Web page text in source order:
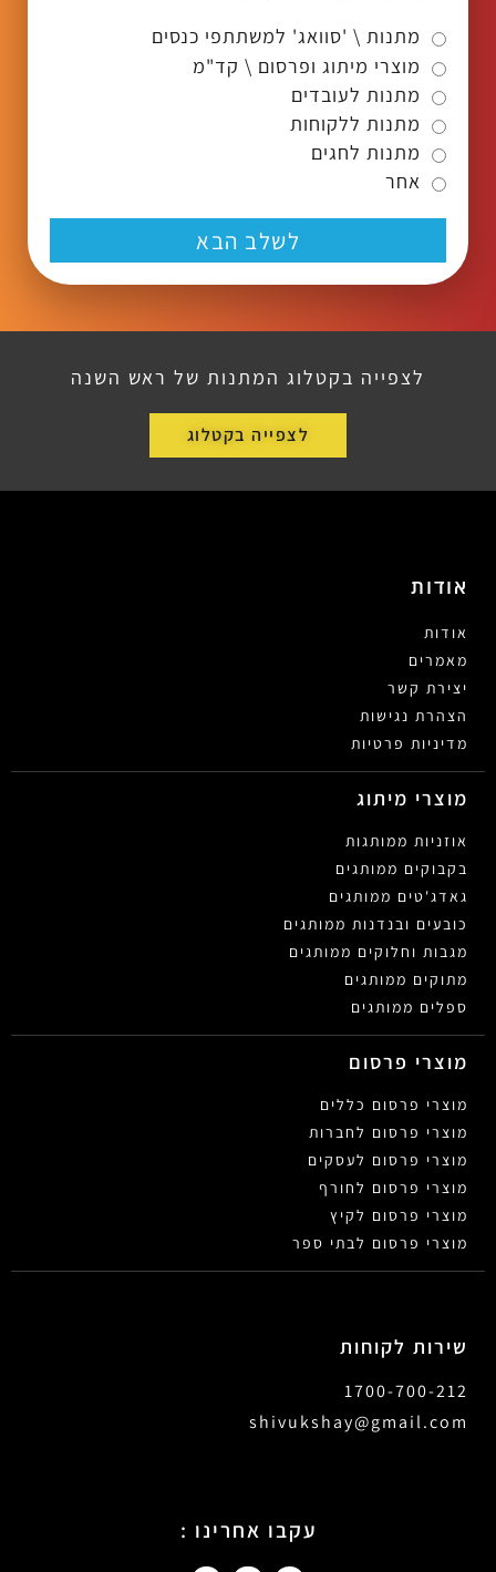
מתנות \ 'סוואג' למשתתפי כנסים
מוצרי מיתוג ופרסום \ קד"מ
מתנות לעובדים
מתנות ללקוחות
מתנות לחגים
אחר
לשלב הבא
לצפייה בקטלוג המתנות של ראש השנה
לצפייה בקטלוג
אודות
אודות
מאמרים
יצירת קשר
הצהרת נגישות
מדיניות פרטיות
מוצרי מיתוג
אוזניות ממותגות
בקבוקים ממותגים
גאדג'טים ממותגים
כובעים ובנדנות ממותגים
מגבות וחלוקים ממותגים
מתוקים ממותגים
ספלים ממותגים
מוצרי פרסום
מוצרי פרסום כללים
מוצרי פרסום לחברות
מוצרי פרסום לעסקים
מוצרי פרסום לחורף
מוצרי פרסום לקיץ
מוצרי פרסום לבתי ספר
שירות לקוחות
1700-700-212
shivukshay@gmail.com
עקבו אחרינו :